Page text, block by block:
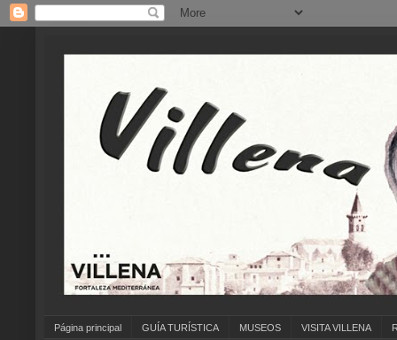
Página principal GUÍA TURÍSTICA MUSEOS VISITA VILLENA